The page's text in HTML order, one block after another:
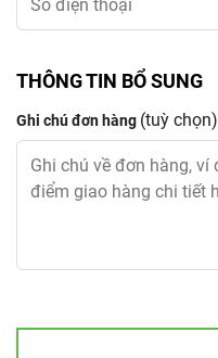
THÔNG TIN BỔ SUNG
Ghi chú đơn hàng (tuỳ chọn)